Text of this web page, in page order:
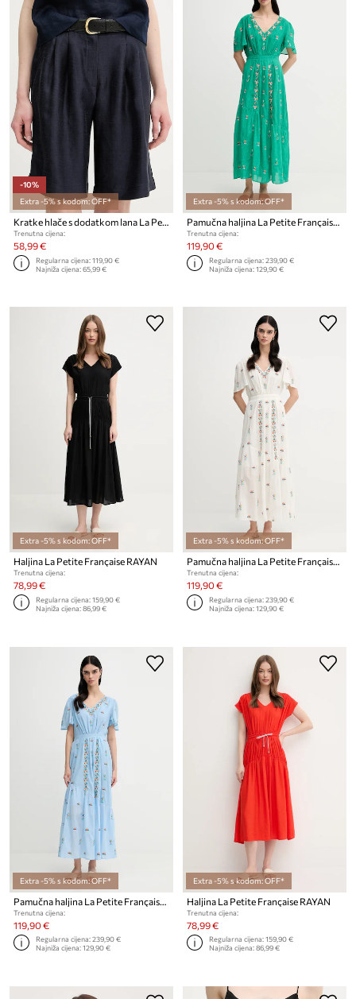
-10%
Extra -5% s kodom: OFF*
Kratke hlače s dodatkom lana La Petite Française SAVOUREUX
Trenutna cijena:
58,99 €
Regularna cijena:119,90 €
Najniža cijena:65,99 €
Extra -5% s kodom: OFF*
Pamučna haljina La Petite Française RACHELE
Trenutna cijena:
119,90 €
Regularna cijena:239,90 €
Najniža cijena:129,90 €
Extra -5% s kodom: OFF*
Haljina La Petite Française RAYAN
Trenutna cijena:
78,99 €
Regularna cijena:159,90 €
Najniža cijena:86,99 €
Extra -5% s kodom: OFF*
Pamučna haljina La Petite Française RACHELE
Trenutna cijena:
119,90 €
Regularna cijena:239,90 €
Najniža cijena:129,90 €
Extra -5% s kodom: OFF*
Trenutna cijena:
119,90 €
Regularna cijena:239,90 €
Najniža cijena:129,90 €
Extra -5% s kodom: OFF*
Haljina La Petite Française RAYAN
Trenutna cijena:
78,99 €
Regularna cijena:159,90 €
Najniža cijena:86,99 €